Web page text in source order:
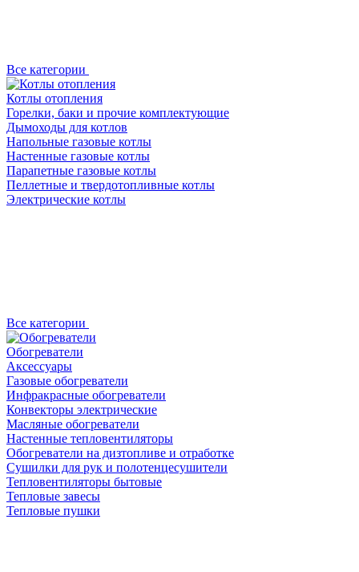
Все категории
Котлы отопления
Горелки, баки и прочие комплектующие
Дымоходы для котлов
Напольные газовые котлы
Настенные газовые котлы
Парапетные газовые котлы
Пеллетные и твердотопливные котлы
Электрические котлы
Все категории
Обогреватели
Аксессуары
Газовые обогреватели
Инфракрасные обогреватели
Конвекторы электрические
Масляные обогреватели
Настенные тепловентиляторы
Обогреватели на дизтопливе и отработке
Сушилки для рук и полотенцесушители
Тепловентиляторы бытовые
Тепловые завесы
Тепловые пушки